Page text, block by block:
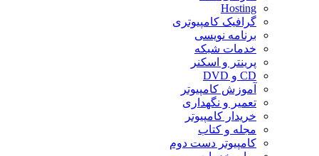
Hosting
گرافیک کامپیوتری
برنامه نویسی
خدمات شبکه
پرینتر و اسکنر
CD و DVD
آموزش کامپیوتر
تعمیر و نگهداری
خریدار کامپیوتر
مجله و کتاب
کامپیوتر دست دوم